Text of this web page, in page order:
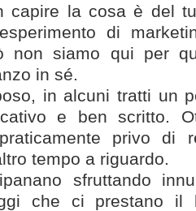
capire la cosa è del
di
non siamo qui per
in sé.
in alcuni tratti un
e ben scritto.
privo di
tempo a riguardo.
sfruttando
che ci prestano il